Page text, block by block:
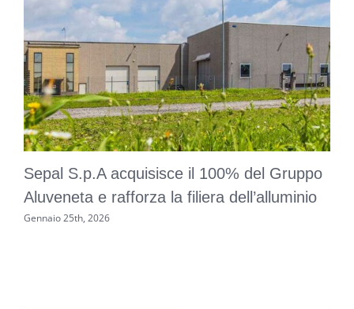
Sepal S.p.A acquisisce il 100% del Gruppo
Aluveneta e rafforza la filiera dell’alluminio
Gennaio 25th, 2026